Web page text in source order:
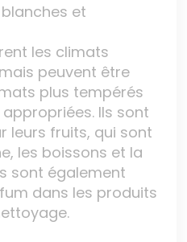
et
les climats
peuvent être
plus tempérés
Ils sont
leurs fruits, qui sont
les boissons et la
sont également
dans les produits